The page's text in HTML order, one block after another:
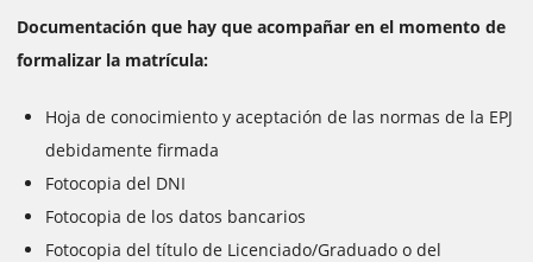
Documentación que hay que acompañar en el momento de
formalizar la matrícula:
Hoja de conocimiento y aceptación de las normas de la EPJ
debidamente firmada
Fotocopia del DNI
Fotocopia de los datos bancarios
Fotocopia del título de Licenciado/Graduado o del